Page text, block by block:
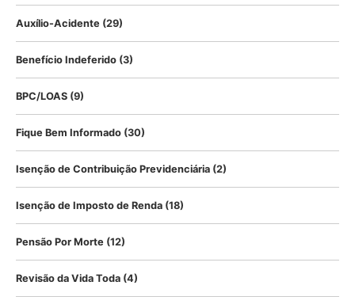
Auxílio-Acidente (29)
Benefício Indeferido (3)
BPC/LOAS (9)
Fique Bem Informado (30)
Isenção de Contribuição Previdenciária (2)
Isenção de Imposto de Renda (18)
Pensão Por Morte (12)
Revisão da Vida Toda (4)